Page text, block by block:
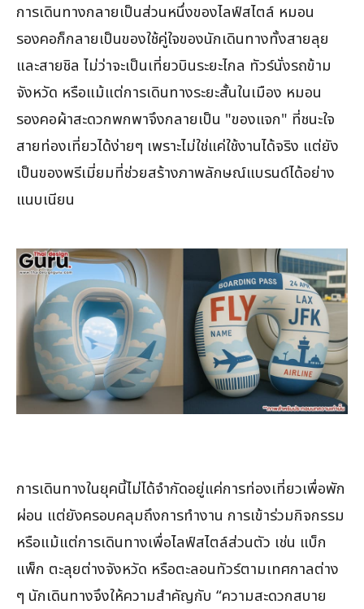
การเดินทางกลายเป็นส่วนหนึ่งของไลฟ์สไตล์ หมอน
รองคอก็กลายเป็นของใช้คู่ใจของนักเดินทางทั้งสายลุย
และสายชิล ไม่ว่าจะเป็นเที่ยวบินระยะไกล ทัวร์นั่งรถข้าม
จังหวัด หรือแม้แต่การเดินทางระยะสั้นในเมือง หมอน
รองคอผ้าสะดวกพกพาจึงกลายเป็น "ของแจก" ที่ชนะใจ
สายท่องเที่ยวได้ง่ายๆ เพราะไม่ใช่แค่ใช้งานได้จริง แต่ยัง
เป็นของพรีเมี่ยมที่ช่วยสร้างภาพลักษณ์แบรนด์ได้อย่าง
แนบเนียน
การเดินทางในยุคนี้ไม่ได้จำกัดอยู่แค่การท่องเที่ยวเพื่อพัก
ผ่อน แต่ยังครอบคลุมถึงการทำงาน การเข้าร่วมกิจกรรม
หรือแม้แต่การเดินทางเพื่อไลฟ์สไตล์ส่วนตัว เช่น แบ็ก
แพ็ก ตะลุยต่างจังหวัด หรือตะลอนทัวร์ตามเทศกาลต่าง
ๆ นักเดินทางจึงให้ความสำคัญกับ “ความสะดวกสบาย